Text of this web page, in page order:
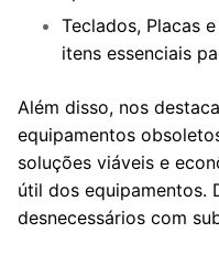
Teclados, Placas
itens essenciais
Além disso, nos
equipamentos
soluções viáveis e
útil dos equipamentos.
desnecessários com